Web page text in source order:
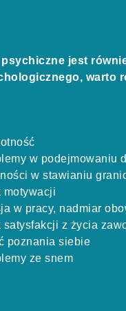
jest
warto
w podejmowaniu
w stawianiu
motywacji
w pracy, nadmiar
satysfakcji z życia
poznania siebie
ze snem